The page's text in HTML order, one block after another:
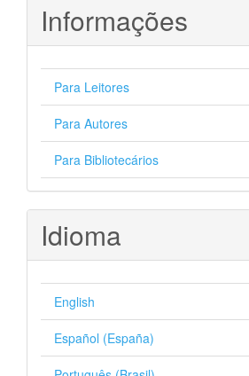
Informações
Para Leitores
Para Autores
Para Bibliotecários
Idioma
English
Español (España)